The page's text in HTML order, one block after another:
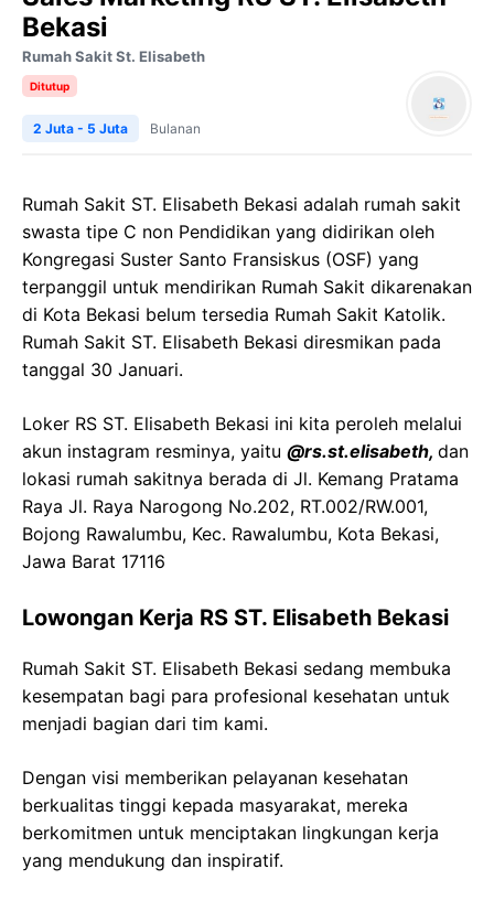
Bekasi
Rumah Sakit St. Elisabeth
Ditutup
2 Juta - 5 Juta Bulanan
Rumah Sakit ST. Elisabeth Bekasi adalah rumah sakit
swasta tipe C non Pendidikan yang didirikan oleh
Kongregasi Suster Santo Fransiskus (OSF) yang
terpanggil untuk mendirikan Rumah Sakit dikarenakan
di Kota Bekasi belum tersedia Rumah Sakit Katolik.
Rumah Sakit ST. Elisabeth Bekasi diresmikan pada
tanggal 30 Januari.
Loker RS ST. Elisabeth Bekasi ini kita peroleh melalui
akun instagram resminya, yaitu @rs.st.elisabeth, dan
lokasi rumah sakitnya berada di Jl. Kemang Pratama
Raya Jl. Raya Narogong No.202, RT.002/RW.001,
Bojong Rawalumbu, Kec. Rawalumbu, Kota Bekasi,
Jawa Barat 17116
Lowongan Kerja RS ST. Elisabeth Bekasi
Rumah Sakit ST. Elisabeth Bekasi sedang membuka
kesempatan bagi para profesional kesehatan untuk
menjadi bagian dari tim kami.
Dengan visi memberikan pelayanan kesehatan
berkualitas tinggi kepada masyarakat, mereka
berkomitmen untuk menciptakan lingkungan kerja
yang mendukung dan inspiratif.